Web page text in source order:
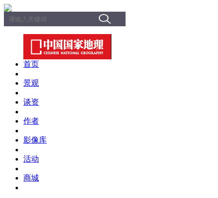
首页
景观
谈资
作者
影像库
活动
商城